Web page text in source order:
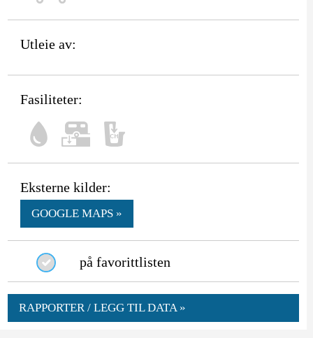
Utleie av:
Fasiliteter:
Eksterne kilder:
GOOGLE MAPS »
på favorittlisten
RAPPORTER / LEGG TIL DATA »